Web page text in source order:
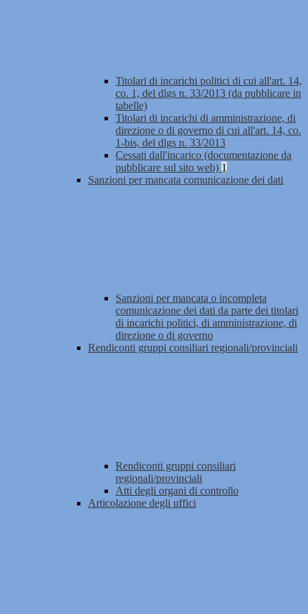
Titolari di incarichi politici di cui all'art. 14,
co. 1, del dlgs n. 33/2013 (da pubblicare in
tabelle)
Titolari di incarichi di amministrazione, di
direzione o di governo di cui all'art. 14, co.
1-bis, del dlgs n. 33/2013
Cessati dall'incarico (documentazione da
pubblicare sul sito web) 1
Sanzioni per mancata comunicazione dei dati
Sanzioni per mancata o incompleta
comunicazione dei dati da parte dei titolari
di incarichi politici, di amministrazione, di
direzione o di governo
Rendiconti gruppi consiliari regionali/provinciali
Rendiconti gruppi consiliari
regionali/provinciali
Atti degli organi di controllo
Articolazione degli uffici